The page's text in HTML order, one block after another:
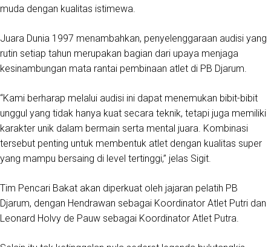
muda dengan kualitas istimewa.
Juara Dunia 1997 menambahkan, penyelenggaraan audisi yang
rutin setiap tahun merupakan bagian dari upaya menjaga
kesinambungan mata rantai pembinaan atlet di PB Djarum.
“Kami berharap melalui audisi ini dapat menemukan bibit-bibit
unggul yang tidak hanya kuat secara teknik, tetapi juga memiliki
karakter unik dalam bermain serta mental juara. Kombinasi
tersebut penting untuk membentuk atlet dengan kualitas super
yang mampu bersaing di level tertinggi,” jelas Sigit.
Tim Pencari Bakat akan diperkuat oleh jajaran pelatih PB
Djarum, dengan Hendrawan sebagai Koordinator Atlet Putri dan
Leonard Holvy de Pauw sebagai Koordinator Atlet Putra.